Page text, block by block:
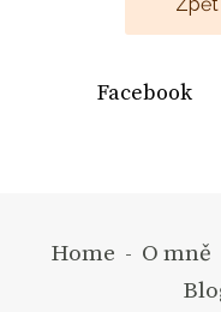
Facebook
Home - O mně